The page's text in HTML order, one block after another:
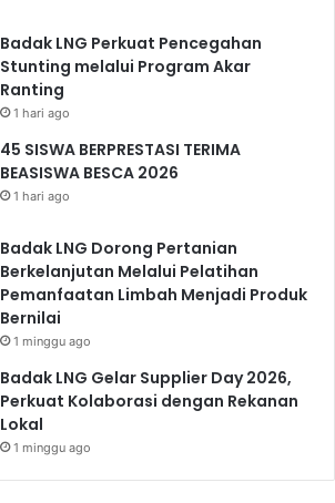
Badak LNG Perkuat Pencegahan
Stunting melalui Program Akar
Ranting
1 hari ago
45 SISWA BERPRESTASI TERIMA
BEASISWA BESCA 2026
1 hari ago
Badak LNG Dorong Pertanian
Berkelanjutan Melalui Pelatihan
Pemanfaatan Limbah Menjadi Produk
Bernilai
1 minggu ago
Badak LNG Gelar Supplier Day 2026,
Perkuat Kolaborasi dengan Rekanan
Lokal
1 minggu ago